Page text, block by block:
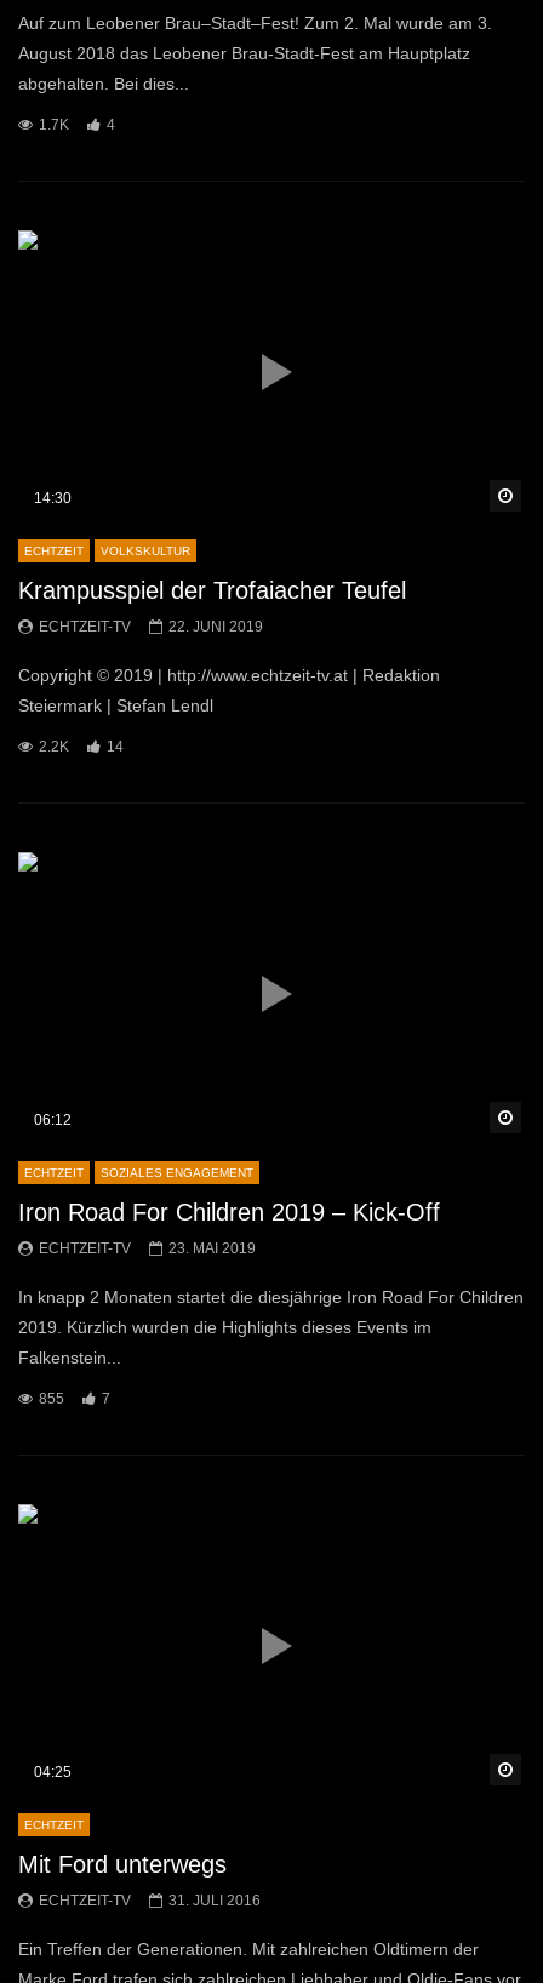
Auf zum Leobener Brau–Stadt–Fest! Zum 2. Mal wurde am 3.
August 2018 das Leobener Brau-Stadt-Fest am Hauptplatz
abgehalten. Bei dies...
1.7K 4
14:30
ECHTZEIT VOLKSKULTUR
Krampusspiel der Trofaiacher Teufel
ECHTZEIT-TV 22. JUNI 2019
Copyright © 2019 | http://www.echtzeit-tv.at | Redaktion
Steiermark | Stefan Lendl
2.2K 14
06:12
ECHTZEIT SOZIALES ENGAGEMENT
Iron Road For Children 2019 – Kick-Off
ECHTZEIT-TV 23. MAI 2019
In knapp 2 Monaten startet die diesjährige Iron Road For Children
2019. Kürzlich wurden die Highlights dieses Events im
Falkenstein...
855 7
04:25
ECHTZEIT
Mit Ford unterwegs
ECHTZEIT-TV 31. JULI 2016
Ein Treffen der Generationen. Mit zahlreichen Oldtimern der